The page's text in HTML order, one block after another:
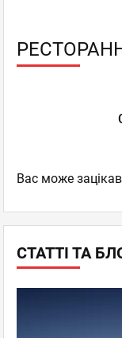
СТАТТІ ТА
Вас може